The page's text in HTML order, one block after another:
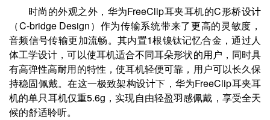
时尚的外观之外，华为FreeClip耳夹耳机的C形桥设计
（C-bridge Design）作为传输系统带来了更高的灵敏度，
音频信号传输更加流畅。其内置1根镍钛记忆合金，通过人
体工学设计，可以使耳机适合不同耳朵形状的用户，同时具
有高弹性高耐用的特性，使耳机轻便可靠，用户可以长久保
持稳固佩戴。在这一极致架构设计下，华为FreeClip耳夹耳
机的单只耳机仅重5.6g，实现自由轻盈羽感佩戴，享受全天
候的舒适聆听。